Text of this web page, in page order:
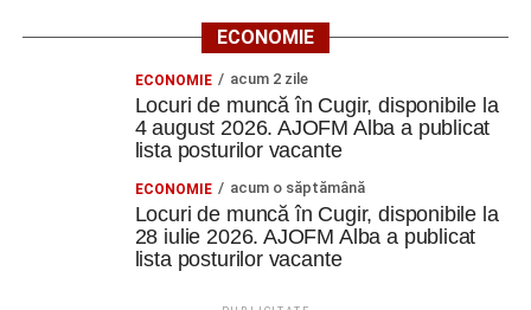
ECONOMIE
ECONOMIE acum 2 zile
Locuri de muncă în Cugir, disponibile la
4 august 2026. AJOFM Alba a publicat
lista posturilor vacante
ECONOMIE acum o săptămână
Locuri de muncă în Cugir, disponibile la
28 iulie 2026. AJOFM Alba a publicat
lista posturilor vacante